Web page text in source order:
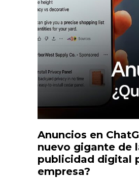
Anuncios en
nuevo gigante de
publicidad digital
empresa?